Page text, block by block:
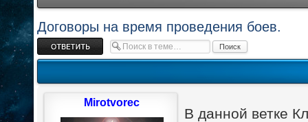
Договоры на время проведения боев.
Ответить
В данной ветке
Mirotvorec